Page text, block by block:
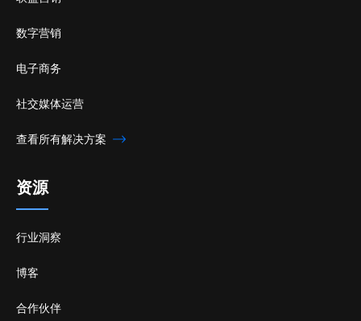
数字营销
电子商务
社交媒体运营
查看所有解决方案
资源
行业洞察
博客
合作伙伴